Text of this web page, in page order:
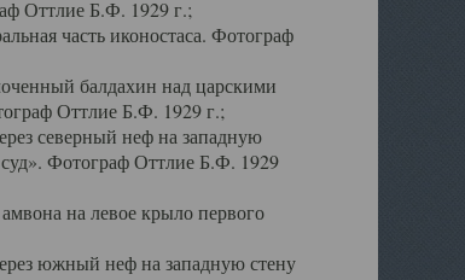
Оттлие Б.Ф. 1929 г.;
часть иконостаса. Фотограф
балдахин над царскими
Оттлие Б.Ф. 1929 г.;
северный неф на западную
Фотограф Оттлие Б.Ф. 1929
на левое крыло первого
южный неф на западную стену